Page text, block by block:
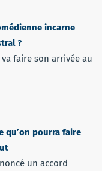
incarne
?
faire son arrivée au
qu’on pourra faire
un accord